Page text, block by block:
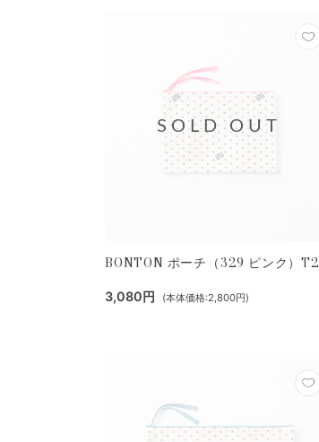
BONTON ポーチ（329 ピンク）T2
3,080円 (本体価格:2,800円)
SOLD OUT